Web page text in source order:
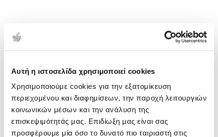
Αυτή η ιστοσελίδα χρησιμοποιεί cookies
Χρησιμοποιούμε cookies για την εξατομίκευση
περιεχομένου και διαφημίσεων, την παροχή λειτουργιών
κοινωνικών μέσων και την ανάλυση της
επισκεψιμότητάς μας. Επιδίωξη μας είναι σας
προσφέρουμε μία όσο το δυνατό πιο ταιριαστή στις